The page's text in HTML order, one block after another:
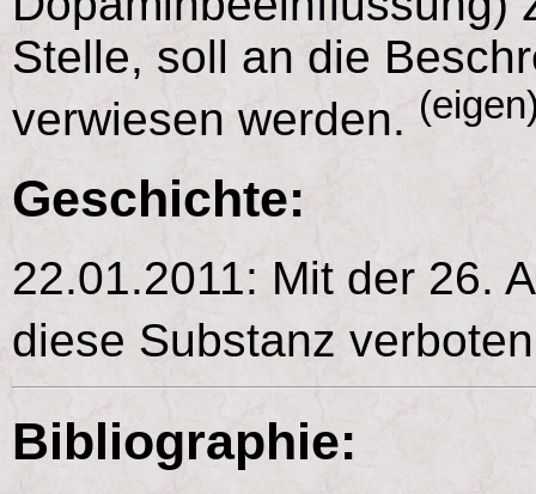
Stelle, soll an die
verwiesen werden.
Geschichte:
22.01.2011: Mit der 26.
diese Substanz
Bibliographie: